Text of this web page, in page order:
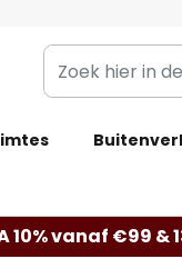
Zoek
hier
de
10% vanaf €99 &